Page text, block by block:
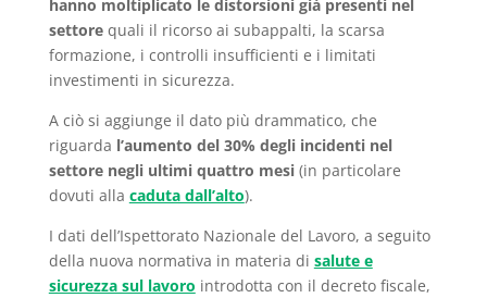
hanno moltiplicato le distorsioni già presenti nel
settore quali il ricorso ai subappalti, la scarsa
formazione, i controlli insufficienti e i limitati
investimenti in sicurezza.
A ciò si aggiunge il dato più drammatico, che
riguarda l’aumento del 30% degli incidenti nel
settore negli ultimi quattro mesi (in particolare
dovuti alla caduta dall’alto).
I dati dell’Ispettorato Nazionale del Lavoro, a seguito
della nuova normativa in materia di salute e
sicurezza sul lavoro introdotta con il decreto fiscale,